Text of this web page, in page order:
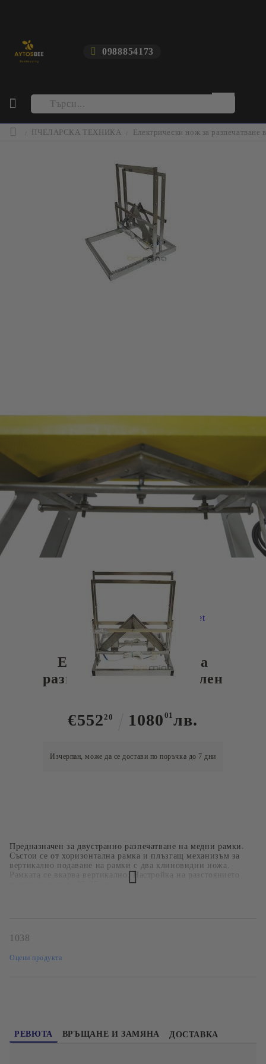
0988854173
ПЧЕЛАРСКА ТЕХНИКА Електрически нож за разпечатване
Tweet
Електрически нож за
разпечатване вертикален
€55220 1080 01лв.
Изчерпан, може да се достави по поръчка до 7 дни
Предназначен за двустранно разпечатване на медни рамки.
Състои се от хоризонтална рамка и плъзгащ механизъм за
вертикално подаване на рамки с два клиновидни ножа.
Рамката се вкарва вертикално. Настройка на разстоянието
1038
Оцени продукта
РЕВЮТА ВРЪЩАНЕ И ЗАМЯНА ДОСТАВКА